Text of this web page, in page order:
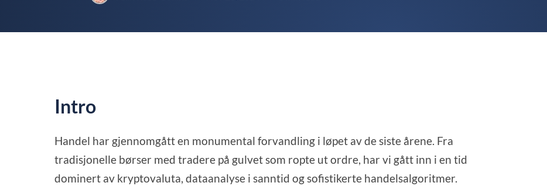
Intro
Handel har gjennomgått en monumental forvandling i løpet av de siste årene. Fra
tradisjonelle børser med tradere på gulvet som ropte ut ordre, har vi gått inn i en tid
dominert av kryptovaluta, dataanalyse i sanntid og sofistikerte handelsalgoritmer.